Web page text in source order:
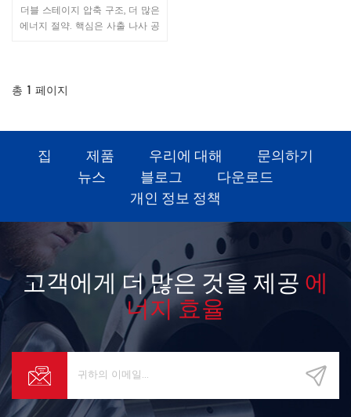
더블 스테이지 압축 구조, 더 많은
에너지 절약. 핵심은 사출 나사 공
공기량입니다.
총 1 페이지
집 제품 우리에 대해
문의하기
뉴스
블로그
다운로드
개인 정보 정책
고객에게 더 많은 것을 제공 에
너지 효율